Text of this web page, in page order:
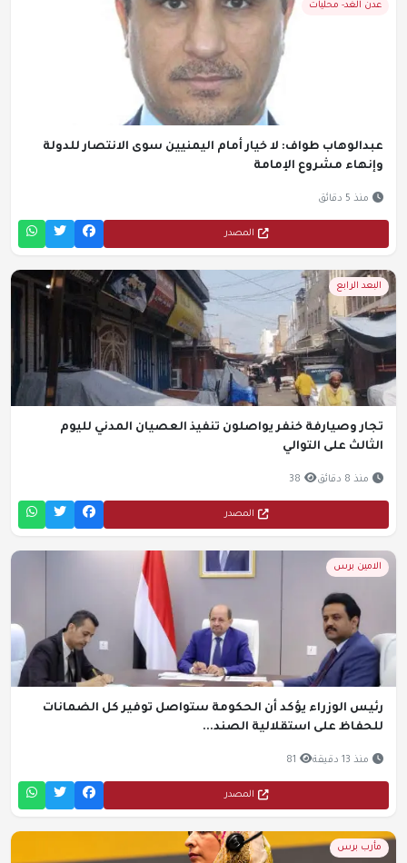
عدن الغد- محليات
عبدالوهاب طواف: لا خيار أمام اليمنيين سوى الانتصار للدولة
وإنهاء مشروع الإمامة
منذ 5 دقائق
المصدر
البعد الرابع
تجار وصيارفة خنفر يواصلون تنفيذ العصيان المدني لليوم
الثالث على التوالي
منذ 8 دقائق 38
المصدر
الامين برس
رئيس الوزراء يؤكد أن الحكومة ستواصل توفير كل الضمانات
للحفاظ على استقلالية الصند...
منذ 13 دقيقة 81
المصدر
مأرب برس